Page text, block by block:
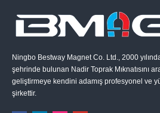
Ningbo Bestway Magnet Co. Ltd., 2000
şehrinde bulunan Nadir Toprak Mıknatısını
geliştirmeye kendini adamış profesyonel ve
şirkettir.